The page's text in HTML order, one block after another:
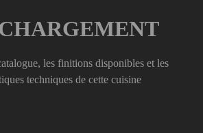
les finitions disponibles et les
techniques de cette cuisine